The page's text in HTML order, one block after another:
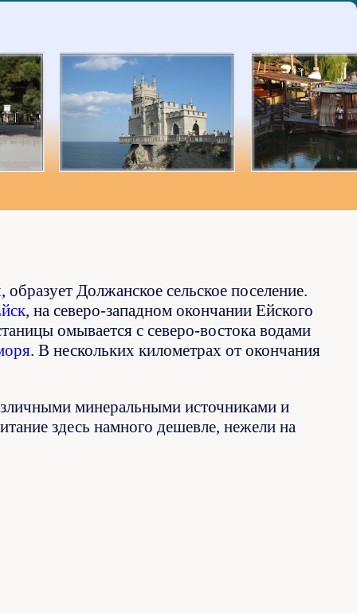
Должанское сельское поселение.
, на северо-западном окончании Ейского
омывается с северо-востока водами
. В нескольких километрах от окончания
минеральными источниками и
здесь намного дешевле, нежели на